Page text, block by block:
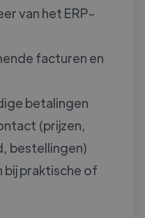
van het ERP-
facturen en
betalingen
(prijzen,
bestellingen)
bij praktische of